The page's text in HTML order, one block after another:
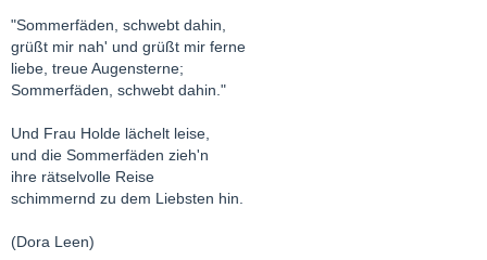
"Sommerfäden, schwebt dahin,
grüßt mir nah' und grüßt mir ferne
liebe, treue Augensterne;
Sommerfäden, schwebt dahin."
Und Frau Holde lächelt leise,
und die Sommerfäden zieh'n
ihre rätselvolle Reise
schimmernd zu dem Liebsten hin.
(Dora Leen)